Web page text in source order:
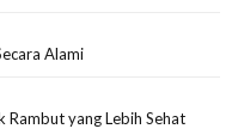
Alami
yang Lebih Sehat